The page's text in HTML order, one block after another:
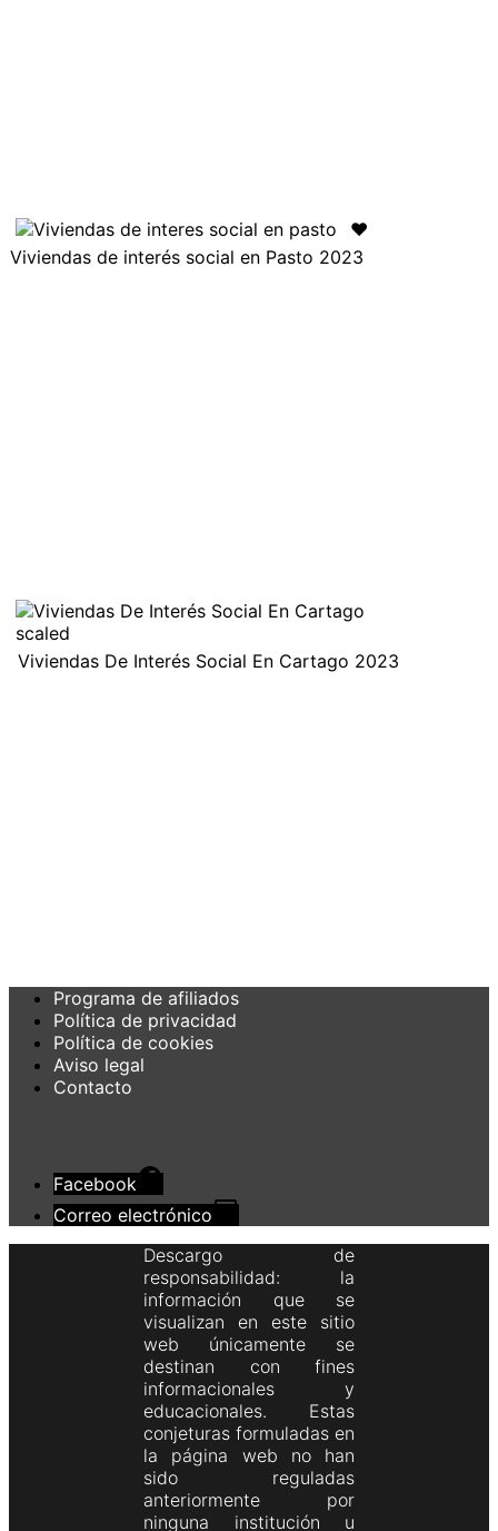
❤️
Viviendas de interés social en Pasto 2023
Viviendas De Interés Social En Cartago 2023
Programa de afiliados
Política de privacidad
Política de cookies
Aviso legal
Contacto
Facebook
Correo electrónico
Descargo de
responsabilidad: la
información que se
visualizan en este sitio
web únicamente se
destinan con fines
informacionales y
educacionales. Estas
conjeturas formuladas en
la página web no han
sido reguladas
anteriormente por
ninguna institución u